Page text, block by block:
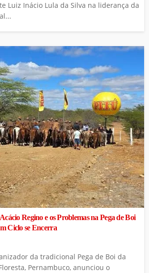
Luiz Inácio Lula da Silva na liderança da
Regino e os Problemas na Pega de Boi
Ciclo se Encerra
da tradicional Pega de Boi da
Pernambuco, anunciou o